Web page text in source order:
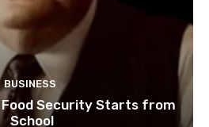
BUSINESS
Security Starts from
School